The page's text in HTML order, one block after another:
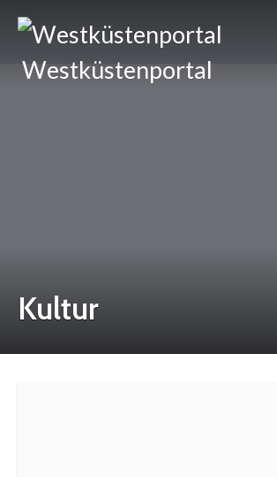
Westküstenportal
Kultur